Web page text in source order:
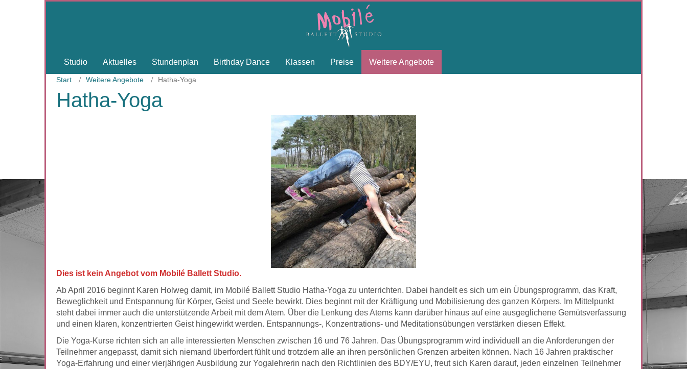
Studio Aktuelles Stundenplan Birthday Dance Klassen Preise Weitere Angebote
Start Weitere Angebote Hatha-Yoga
Hatha-Yoga
Dies ist kein Angebot vom Mobilé Ballett Studio.
Ab April 2016 beginnt Karen Holweg damit, im Mobilé Ballett Studio Hatha-Yoga zu unterrichten. Dabei handelt es sich um ein Übungsprogramm, das Kraft,
Beweglichkeit und Entspannung für Körper, Geist und Seele bewirkt. Dies beginnt mit der Kräftigung und Mobilisierung des ganzen Körpers. Im Mittelpunkt
steht dabei immer auch die unterstützende Arbeit mit dem Atem. Über die Lenkung des Atems kann darüber hinaus auf eine ausgeglichene Gemütsverfassung
und einen klaren, konzentrierten Geist hingewirkt werden. Entspannungs-, Konzentrations- und Meditationsübungen verstärken diesen Effekt.
Die Yoga-Kurse richten sich an alle interessierten Menschen zwischen 16 und 76 Jahren. Das Übungsprogramm wird individuell an die Anforderungen der
Teilnehmer angepasst, damit sich niemand überfordert fühlt und trotzdem alle an ihren persönlichen Grenzen arbeiten können. Nach 16 Jahren praktischer
Yoga-Erfahrung und einer vierjährigen Ausbildung zur Yogalehrerin nach den Richtlinien des BDY/EYU, freut sich Karen darauf, jeden einzelnen Teilnehmer